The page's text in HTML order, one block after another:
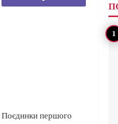
Поєдинки першого